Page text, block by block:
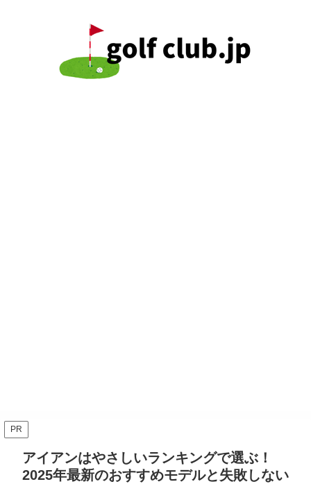
PR
アイアンはやさしいランキングで選ぶ！
2025年最新のおすすめモデルと失敗しない